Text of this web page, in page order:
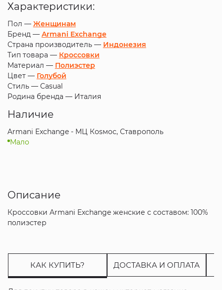
Характеристики:
Пол — Женщинам
Бренд — Armani Exchange
Страна производитель — Индонезия
Тип товара — Кроссовки
Материал — Полиэстер
Цвет — Голубой
Стиль — Casual
Родина бренда — Италия
Наличие
Armani Exchange - МЦ Коsмос, Ставрополь
Мало
Описание
Кроссовки Armani Exchange женские с составом: 100%
полиэстер
КАК КУПИТЬ? ДОСТАВКА И ОПЛАТА